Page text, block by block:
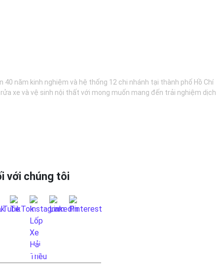
40 năm kinh nghiệm và hệ thống 12 chi nhánh tại thành phố Hồ Chí
xe và vệ sinh nội thất với mong muốn mang đến trải nghiệm dịch
với chúng tôi
HỆ QUA FANPAGE